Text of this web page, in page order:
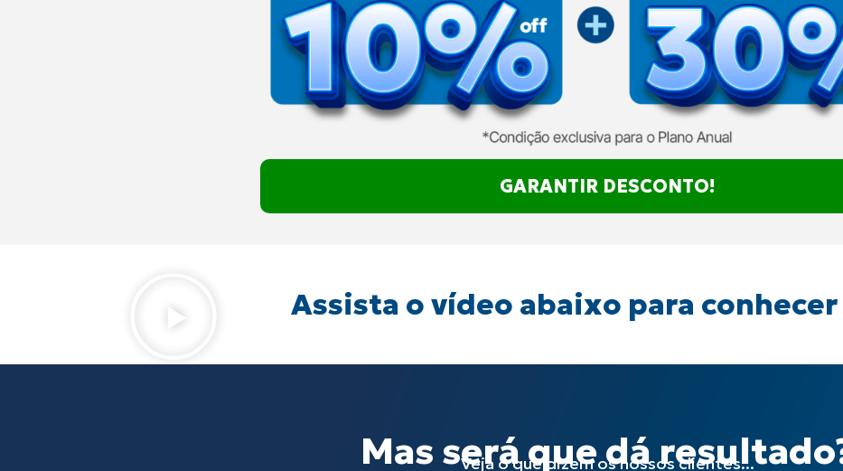
GARANTIR DESCONTO!
Assista o vídeo abaixo para
Mas será que dá
Veja o que dizem os nossos clientes...